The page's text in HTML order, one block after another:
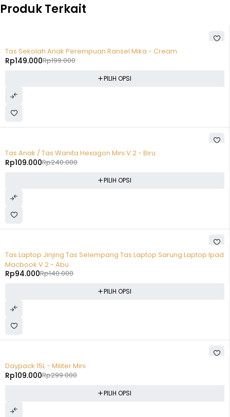
Produk Terkait
Tas Sekolah Anak Perempuan Ransel Mika - Cream
Rp199.000
Rp149.000
PILIH OPSI
Tas Anak / Tas Wanita Hexagon Mini V.2 - Biru
Rp240.000
Rp109.000
PILIH OPSI
Tas Laptop Jinjing Tas Selempang Tas Laptop Sarung Laptop Ipad
Macbook V.2 - Abu
Rp140.000
Rp94.000
PILIH OPSI
Daypack 15L - Militer Mini
Rp299.000
Rp109.000
PILIH OPSI